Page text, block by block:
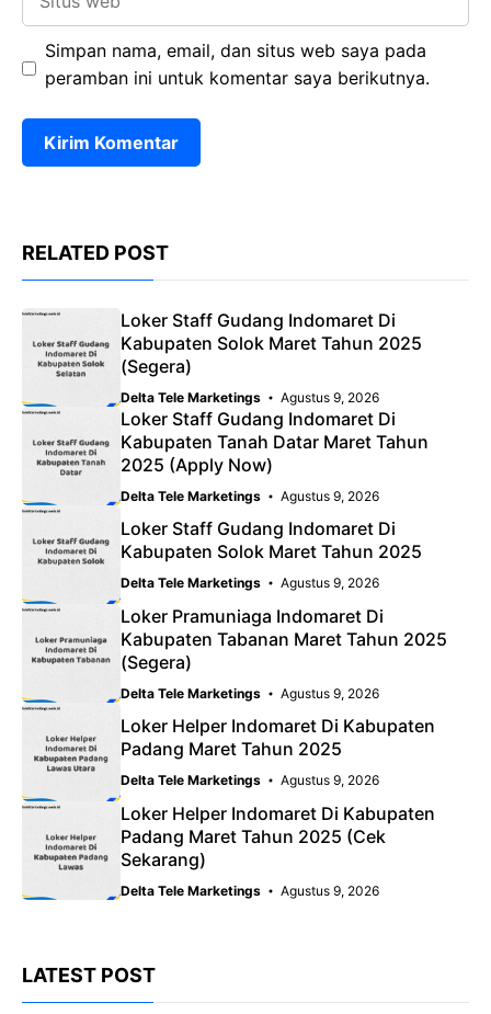
Simpan nama, email, dan situs web saya pada
peramban ini untuk komentar saya berikutnya.
RELATED POST
Loker Staff Gudang Indomaret Di
Kabupaten Solok Maret Tahun 2025
(Segera)
Delta Tele Marketings Agustus 9, 2026
Loker Staff Gudang Indomaret Di
Kabupaten Tanah Datar Maret Tahun
2025 (Apply Now)
Delta Tele Marketings Agustus 9, 2026
Loker Staff Gudang Indomaret Di
Kabupaten Solok Maret Tahun 2025
Delta Tele Marketings Agustus 9, 2026
Loker Pramuniaga Indomaret Di
Kabupaten Tabanan Maret Tahun 2025
(Segera)
Delta Tele Marketings Agustus 9, 2026
Loker Helper Indomaret Di Kabupaten
Padang Maret Tahun 2025
Delta Tele Marketings Agustus 9, 2026
Loker Helper Indomaret Di Kabupaten
Padang Maret Tahun 2025 (Cek
Sekarang)
Delta Tele Marketings Agustus 9, 2026
LATEST POST